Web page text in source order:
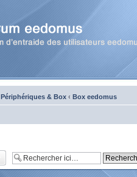
Périphériques & Box ‹ Box eedomus